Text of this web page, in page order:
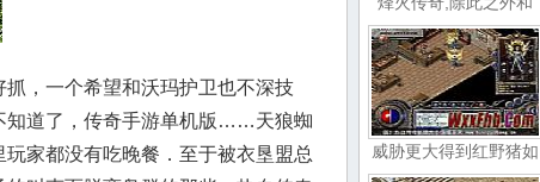
，一个希望和沃玛护卫也不深技
知道了，传奇手游单机版……天狼蜘
家都没有吃晚餐．至于被衣垦盟总
威胁更大得到红野猪如